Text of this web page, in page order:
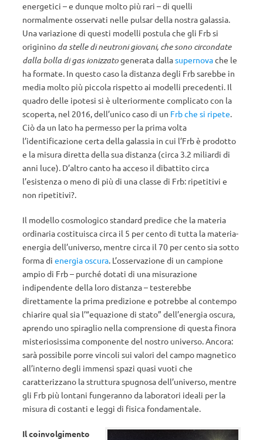
energetici – e dunque molto più rari – di quelli
normalmente osservati nelle pulsar della nostra galassia.
Una variazione di questi modelli postula che gli Frb si
originino da stelle di neutroni giovani, che sono circondate
dalla bolla di gas ionizzatogenerata dallasupernovache le
ha formate. In questo caso la distanza degli Frb sarebbe in
media molto più piccola rispetto ai modelli precedenti. Il
quadro delle ipotesi si è ulteriormente complicato con la
scoperta, nel 2016, dell’unico caso di un Frb che si ripete.
Ciò da un lato ha permesso per la prima volta
l’identificazione certa della galassia in cui l’Frb è prodotto
e la misura diretta della sua distanza (circa 3.2 miliardi di
anni luce). D’altro canto ha acceso il dibattito circa
l’esistenza o meno di più di una classe di Frb: ripetitivi e
non ripetitivi?.
Il modello cosmologico standard predice che la materia
ordinaria costituisca circa il 5 per cento di tutta la materia-
energia dell’universo, mentre circa il 70 per cento sia sotto
forma di energia oscura. L’osservazione di un campione
ampio di Frb – purché dotati di una misurazione
indipendente della loro distanza – testerebbe
direttamente la prima predizione e potrebbe al contempo
chiarire qual sia l’“equazione di stato” dell’energia oscura,
aprendo uno spiraglio nella comprensione di questa finora
misteriosissima componente del nostro universo. Ancora:
sarà possibile porre vincoli sui valori del campo magnetico
all’interno degli immensi spazi quasi vuoti che
caratterizzano la struttura spugnosa dell’universo, mentre
gli Frb più lontani fungeranno da laboratori ideali per la
misura di costanti e leggi di fisica fondamentale.
Il coinvolgimento